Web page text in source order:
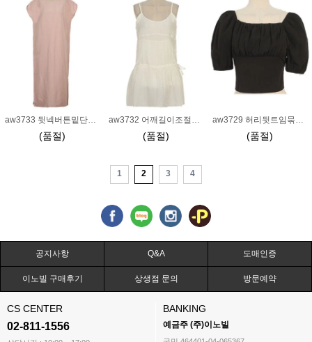
aw3733 뒷넥버튼밑단트임오버핏원피스_핑크
(품절)
aw3732 어깨길이조절옆지퍼허리조임끈원피스_아이보리
(품절)
aw3729 허리뒷트임묶음스퀘어넥반소매블라우스_블랙
(품절)
1 2 3 4
공지사항 Q&A 도매인증
이노빌 구매후기 상생점 문의 방문예약
CS CENTER
02-811-1556
BANKING
예금주 (주)이노빌